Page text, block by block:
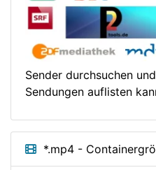
Sender durchsuchen
Sendungen auflisten
*.mp4 -